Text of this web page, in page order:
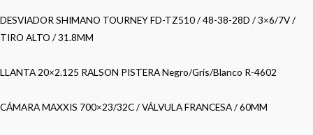
DESVIADOR SHIMANO TOURNEY FD-TZ510 / 48-38-28D / 3×6/7V /
TIRO ALTO / 31.8MM
LLANTA 20×2.125 RALSON PISTERA Negro/Gris/Blanco R-4602
CÁMARA MAXXIS 700×23/32C / VÁLVULA FRANCESA / 60MM